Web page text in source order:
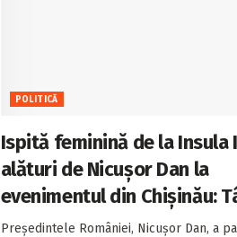
POLITICĂ
Ispită feminină de la Insula
alături de Nicușor Dan la
evenimentul din Chișinău:
a ratat momentul
Președintele României, Nicușor Dan, a